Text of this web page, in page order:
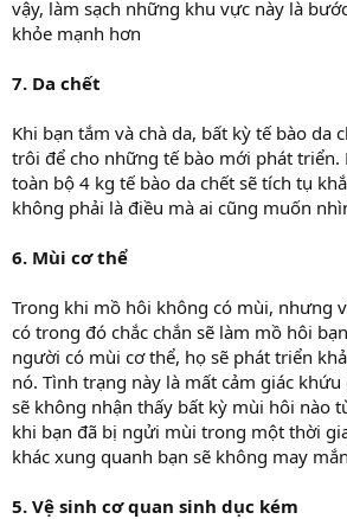
vậy, làm sạch những khu vực này là
khỏe mạnh hơn
7. Da chết
Khi bạn tắm và chà da, bất kỳ tế bào da
trôi để cho những tế bào mới phát triển.
toàn bộ 4 kg tế bào da chết sẽ tích tụ
không phải là điều mà ai cũng muốn
6. Mùi cơ thể
Trong khi mồ hôi không có mùi, nhưng
có trong đó chắc chắn sẽ làm mồ hôi
người có mùi cơ thể, họ sẽ phát triển
nó. Tình trạng này là mất cảm giác khứu
sẽ không nhận thấy bất kỳ mùi hôi nào
khi bạn đã bị ngửi mùi trong một thời
khác xung quanh bạn sẽ không may
5. Vệ sinh cơ quan sinh dục kém